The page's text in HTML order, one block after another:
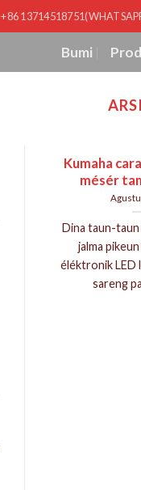
+86
Bumi
Kumaha
mésér
Dina taun-taun
jalma
éléktronik LED
sareng